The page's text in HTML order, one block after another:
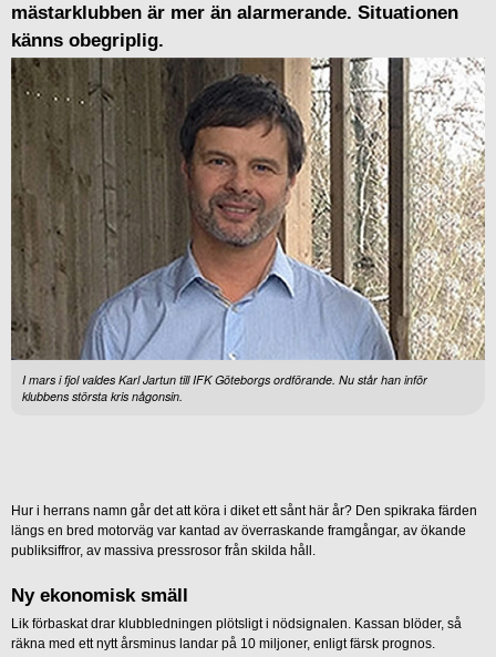
mästarklubben är mer än alarmerande. Situationen
känns obegriplig.
I mars i fjol valdes Karl Jartun till IFK Göteborgs ordförande. Nu står han inför
klubbens största kris någonsin.
Hur i herrans namn går det att köra i diket ett sånt här år? Den spikraka färden
längs en bred motorväg var kantad av överraskande framgångar, av ökande
publiksiffror, av massiva pressrosor från skilda håll.
Ny ekonomisk smäll
Lik förbaskat drar klubbledningen plötsligt i nödsignalen. Kassan blöder, så
räkna med ett nytt årsminus landar på 10 miljoner, enligt färsk prognos.